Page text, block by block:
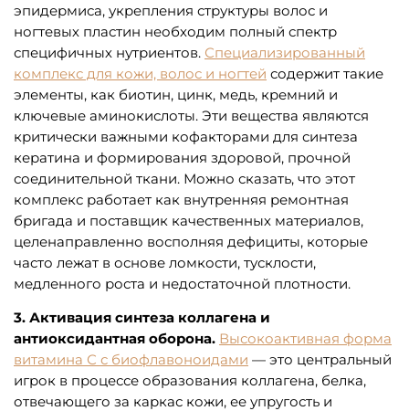
эпидермиса, укрепления структуры волос и
ногтевых пластин необходим полный спектр
специфичных нутриентов. Специализированный
комплекс для кожи, волос и ногтей содержит такие
элементы, как биотин, цинк, медь, кремний и
ключевые аминокислоты. Эти вещества являются
критически важными кофакторами для синтеза
кератина и формирования здоровой, прочной
соединительной ткани. Можно сказать, что этот
комплекс работает как внутренняя ремонтная
бригада и поставщик качественных материалов,
целенаправленно восполняя дефициты, которые
часто лежат в основе ломкости, тусклости,
медленного роста и недостаточной плотности.
3. Активация синтеза коллагена и
антиоксидантная оборона. Высокоактивная форма
витамина С с биофлавоноидами — это центральный
игрок в процессе образования коллагена, белка,
отвечающего за каркас кожи, ее упругость и